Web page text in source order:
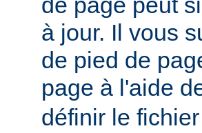
à jour. Il vous
de pied de
page à l'aide
définir le